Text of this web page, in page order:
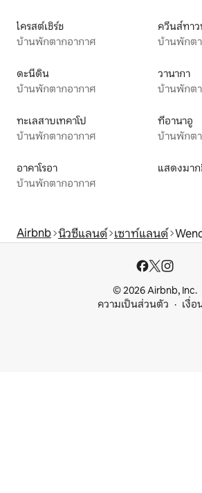
ไครสต์เชิร์ช
บ้านพักตากอากาศ
ควีนส์ทา
บ้านพักต
ดะนีดิน
บ้านพักตากอากาศ
วานากา
บ้านพักต
ทะเลสาบเทคาโป
บ้านพักตากอากาศ
ทีอานาอู
บ้านพักต
อาคาโรอา
บ้านพักตากอากาศ
แสดงมา
Airbnb นิวซีแลนด์ เซาท์แลนด์
© 2026 Airbnb, Inc.
ความเป็นส่วนตัว
เงื่อ